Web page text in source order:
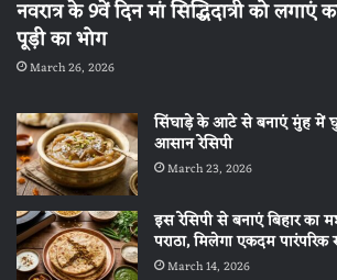
नवरात्र के 9वें दिन मां सिद्धिदात्री को
पूड़ी का भोग
March 26, 2026
सिंघाड़े के आटे से बनाएं मुंह में
आसान रेसिपी
March 23, 2026
इस रेसिपी से बनाएं बिहार का
पराठा, मिलेगा एकदम पारंपरिक
March 14, 2026